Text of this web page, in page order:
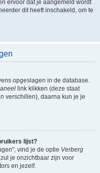
ervoor dat je aangemeld wordt
dit heeft inschakeld, om te
opgeslagen in de database.
link klikken (deze staat
verschillen), daarna kun je je
lijst?
vind je de optie Verberg
je onzichtbaar zijn voor
en jezelf.